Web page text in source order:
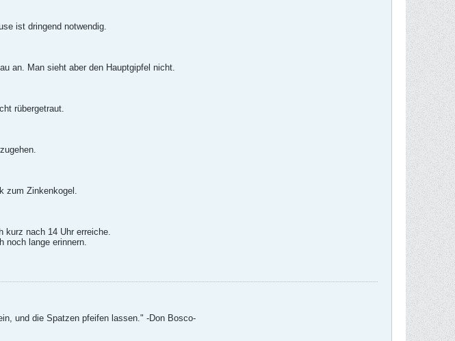
ist dringend notwendig.
an. Man sieht aber den Hauptgipfel nicht.
rübergetraut.
zum Zinkenkogel.
kurz nach 14 Uhr erreiche.
noch lange erinnern.
und die Spatzen pfeifen lassen." -Don Bosco-